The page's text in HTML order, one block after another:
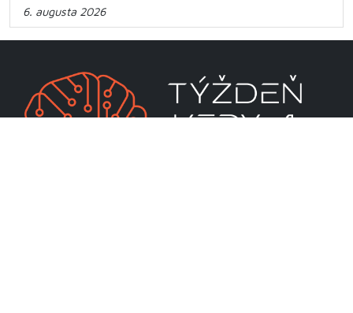
6. augusta 2026